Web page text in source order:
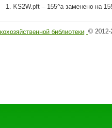
KS2W.pft – 155^a заменено на
© 2012-